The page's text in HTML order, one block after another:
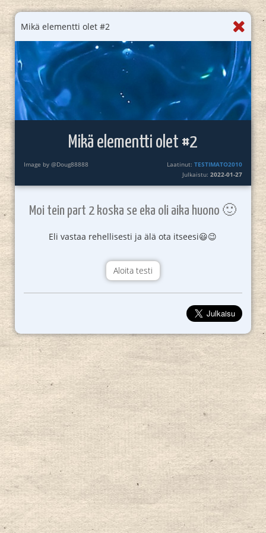
Mikä elementti olet #2
Mikä elementti olet #2
Image by @Doug88888 Laatinut:TESTIMATO2010
Julkaistu:2022-01-27
Moi tein part 2 koska se eka oli aika huono 🙂
Eli vastaa rehellisesti ja älä ota itseesi😃😉
Aloita testi